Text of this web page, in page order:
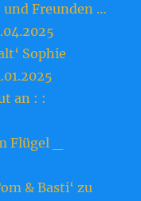
Freunden …
Sophie
an : :
Flügel _
& Basti‘ zu